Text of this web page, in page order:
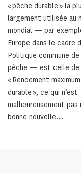
« pêche durable » la
largement utilisée au
mondial — par
Europe dans le cadre
Politique commune
pêche — est celle de
« Rendement maximum
durable », ce qui n’est
malheureusement pas
bonne nouvelle…